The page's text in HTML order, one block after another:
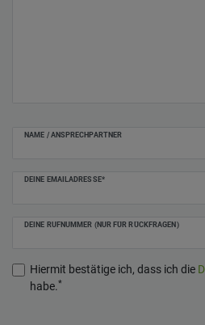
NAME / ANSPRECHPARTNER
DEINE EMAILADRESSE*
DEINE RUFNUMMER (NUR FÜR RÜCKFRAGEN)
Hiermit bestätige ich, dass ich die
habe.*